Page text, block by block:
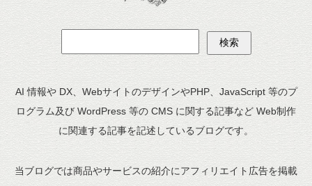
AI 情報や DX、WebサイトのデザインやPHP、JavaScript 等のプ
ログラム及び WordPress 等の CMS に関する記事など Web制作
に関連する記事を記述しているブログです。
当ブログでは商品やサービスの紹介にアフィリエイト広告を掲載